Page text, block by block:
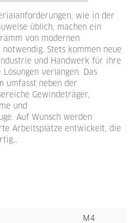
wie in der
üblich, machen ein
von modernen
notwendig. Stets kommen neue
und Handwerk für ihre
verlangen. Das
umfasst neben der
Gewindeträger,
und
Auf Wunsch werden
Arbeitsplätze entwickelt, die
M4